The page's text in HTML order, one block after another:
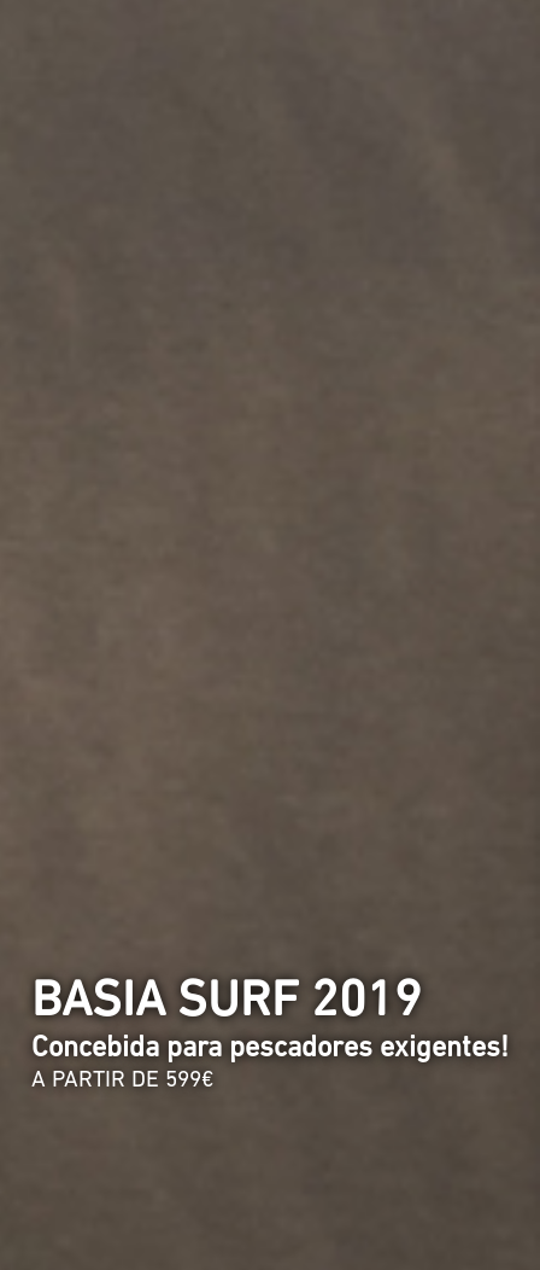
BASIA SURF 2019
Concebida para pescadores exigentes!
A PARTIR DE 599€